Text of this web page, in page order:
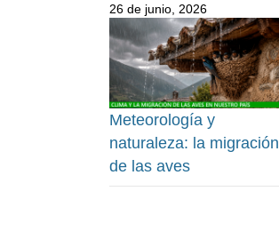
26 de junio, 2026
Meteorología y
naturaleza: la migración
de las aves